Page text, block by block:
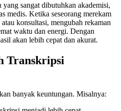
yang sangat dibutuhkan akademisi,
medis. Ketika seseorang merekam
konsultasi, mengubah rekaman
waktu dan energi. Dengan
akan lebih cepat dan akurat.
Transkripsi
banyak keuntungan. Misalnya: